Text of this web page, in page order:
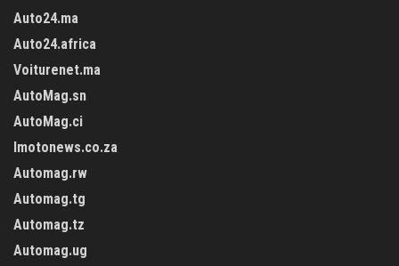
Auto24.ma
Auto24.africa
Voiturenet.ma
AutoMag.sn
AutoMag.ci
Imotonews.co.za
Automag.rw
Automag.tg
Automag.tz
Automag.ug